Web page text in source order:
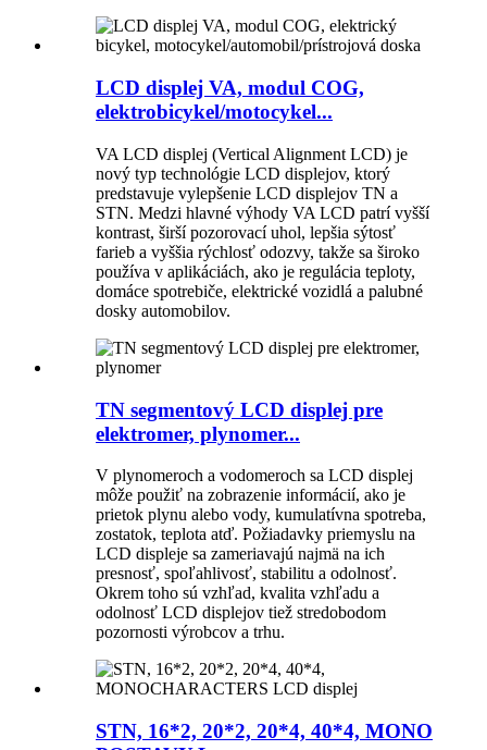
LCD displej VA, modul COG,
elektrobicykel/motocykel...
VA LCD displej (Vertical Alignment LCD) je
nový typ technológie LCD displejov, ktorý
predstavuje vylepšenie LCD displejov TN a
STN. Medzi hlavné výhody VA LCD patrí vyšší
kontrast, širší pozorovací uhol, lepšia sýtosť
farieb a vyššia rýchlosť odozvy, takže sa široko
používa v aplikáciách, ako je regulácia teploty,
domáce spotrebiče, elektrické vozidlá a palubné
dosky automobilov.
TN segmentový LCD displej pre
elektromer, plynomer...
V plynomeroch a vodomeroch sa LCD displej
môže použiť na zobrazenie informácií, ako je
prietok plynu alebo vody, kumulatívna spotreba,
zostatok, teplota atď. Požiadavky priemyslu na
LCD displeje sa zameriavajú najmä na ich
presnosť, spoľahlivosť, stabilitu a odolnosť.
Okrem toho sú vzhľad, kvalita vzhľadu a
odolnosť LCD displejov tiež stredobodom
pozornosti výrobcov a trhu.
STN, 16*2, 20*2, 20*4, 40*4, MONO